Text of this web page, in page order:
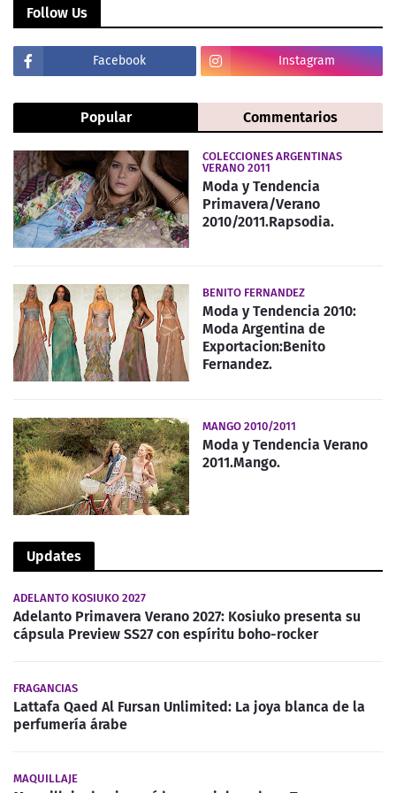
Follow Us
Facebook Instagram
Popular Commentarios
COLECCIONES ARGENTINAS
VERANO 2011
Moda y Tendencia
Primavera/Verano
2010/2011.Rapsodia.
BENITO FERNANDEZ
Moda y Tendencia 2010:
Moda Argentina de
Exportacion:Benito
Fernandez.
MANGO 2010/2011
Moda y Tendencia Verano
2011.Mango.
Updates
ADELANTO KOSIUKO 2027
Adelanto Primavera Verano 2027: Kosiuko presenta su
cápsula Preview SS27 con espíritu boho-rocker
FRAGANCIAS
Lattafa Qaed Al Fursan Unlimited: La joya blanca de la
perfumería árabe
MAQUILLAJE